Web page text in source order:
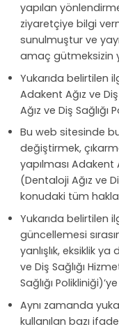
yapılan
ziyaretçiye bilgi
sunulmuştur ve
amaç gütmeksizin
Yukarıda belirtilen
Adakent Ağız ve
Ağız ve Diş Sağlığı
Bu web sitesinde
değiştirmek,
yapılması Adakent
(Dentaloji Ağız ve
konudaki tüm
Yukarıda belirtilen
güncellemesi
yanlışlık, eksiklik
ve Diş Sağlığı
Sağlığı
Aynı zamanda
kullanılan bazı